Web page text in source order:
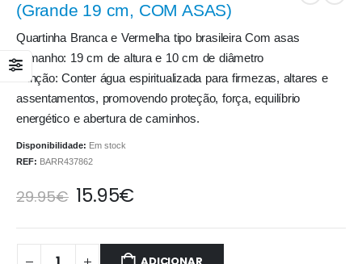
(Grande 19 cm, COM ASAS)
Quartinha Branca e Vermelha tipo brasileira Com asas
Tamanho: 19 cm de altura e 10 cm de diâmetro
Função: Conter água espiritualizada para firmezas, altares e
assentamentos, promovendo proteção, força, equilíbrio
energético e abertura de caminhos.
Disponibilidade: Em stock
REF: BARR437862
29.95€ 15.95€